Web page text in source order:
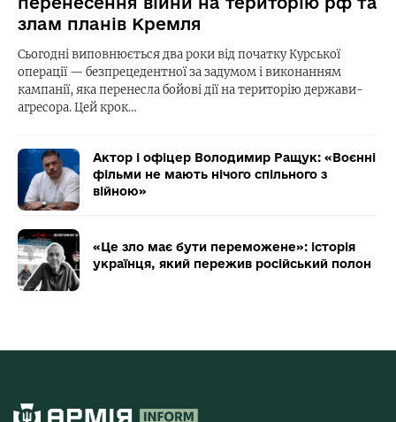
злам планів Кремля
Сьогодні виповнюється два роки від початку Курської
операції — безпрецедентної за задумом і виконанням
кампанії, яка перенесла бойові дії на територію держави-
агресора. Цей крок…
Актор і офіцер Володимир Ращук: «Воєнні
фільми не мають нічого спільного з
війною»
«Це зло має бути переможене»: історія
українця, який пережив російський полон